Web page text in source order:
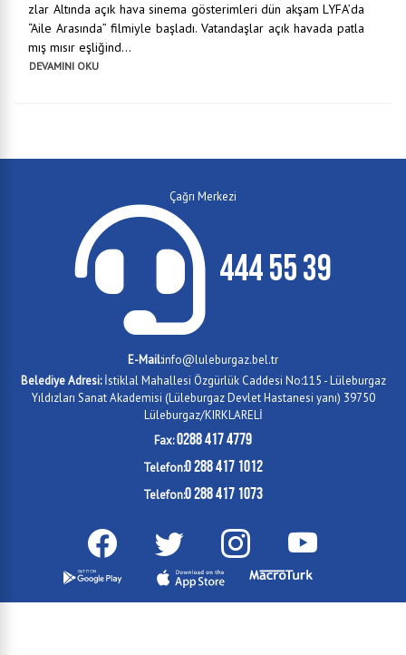
zlar Altında açık hava sinema gösterimleri dün akşam LYFA’da
“Aile Arasında” filmiyle başladı. Vatandaşlar açık havada patla
mış mısır eşliğind...
DEVAMINI OKU
Çağrı Merkezi
444 55 39
E-Mail:info@luleburgaz.bel.tr
Belediye Adresi:İstiklal Mahallesi Özgürlük Caddesi No:115 - Lüleburgaz
Yıldızları Sanat Akademisi (Lüleburgaz Devlet Hastanesi yanı) 39750
Lüleburgaz/KIRKLARELİ
Fax:0288 417 4779
Telefon:0 288 417 1012
Telefon:0 288 417 1073